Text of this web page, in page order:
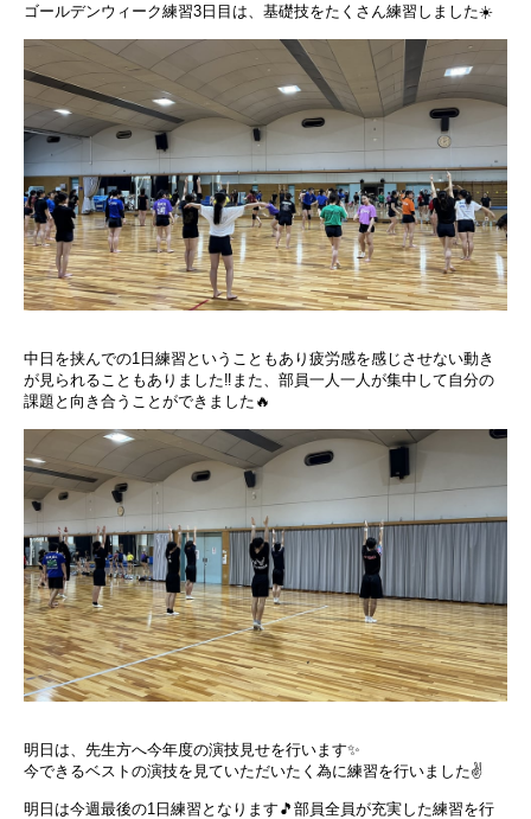
ゴールデンウィーク練習3日目は、基礎技をたくさん練習しました☀️
中日を挟んでの1日練習ということもあり疲労感を感じさせない動き
が見られることもありました‼️また、部員一人一人が集中して自分の
課題と向き合うことができました🔥
明日は、先生方へ今年度の演技見せを行います✨
今できるベストの演技を見ていただいたく為に練習を行いました✌️
明日は今週最後の1日練習となります🎵部員全員が充実した練習を行